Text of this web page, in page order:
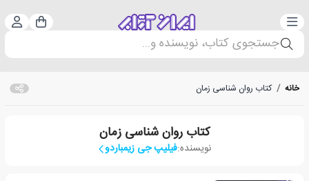
دسته‌بندی سبد
جستجوی کتاب، نویسنده و...
خانه / کتاب روان شناسی زمان
کتاب روان شناسی زمان
نویسنده:فیلیپ جی زیمباردو